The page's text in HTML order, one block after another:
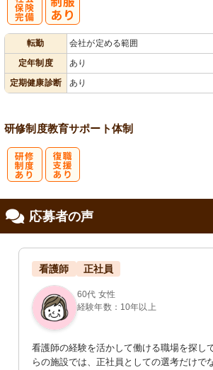
転勤
会社が定める範囲
定年制度
あり
定期健康診断
あり
研修制度教育サポート体制
応募者の声
看護師 正社員
60代 女性
経験年数：10年以上
看護師の経験を活かして働ける職場を探し
らの施設では、正社員としての選考だけで